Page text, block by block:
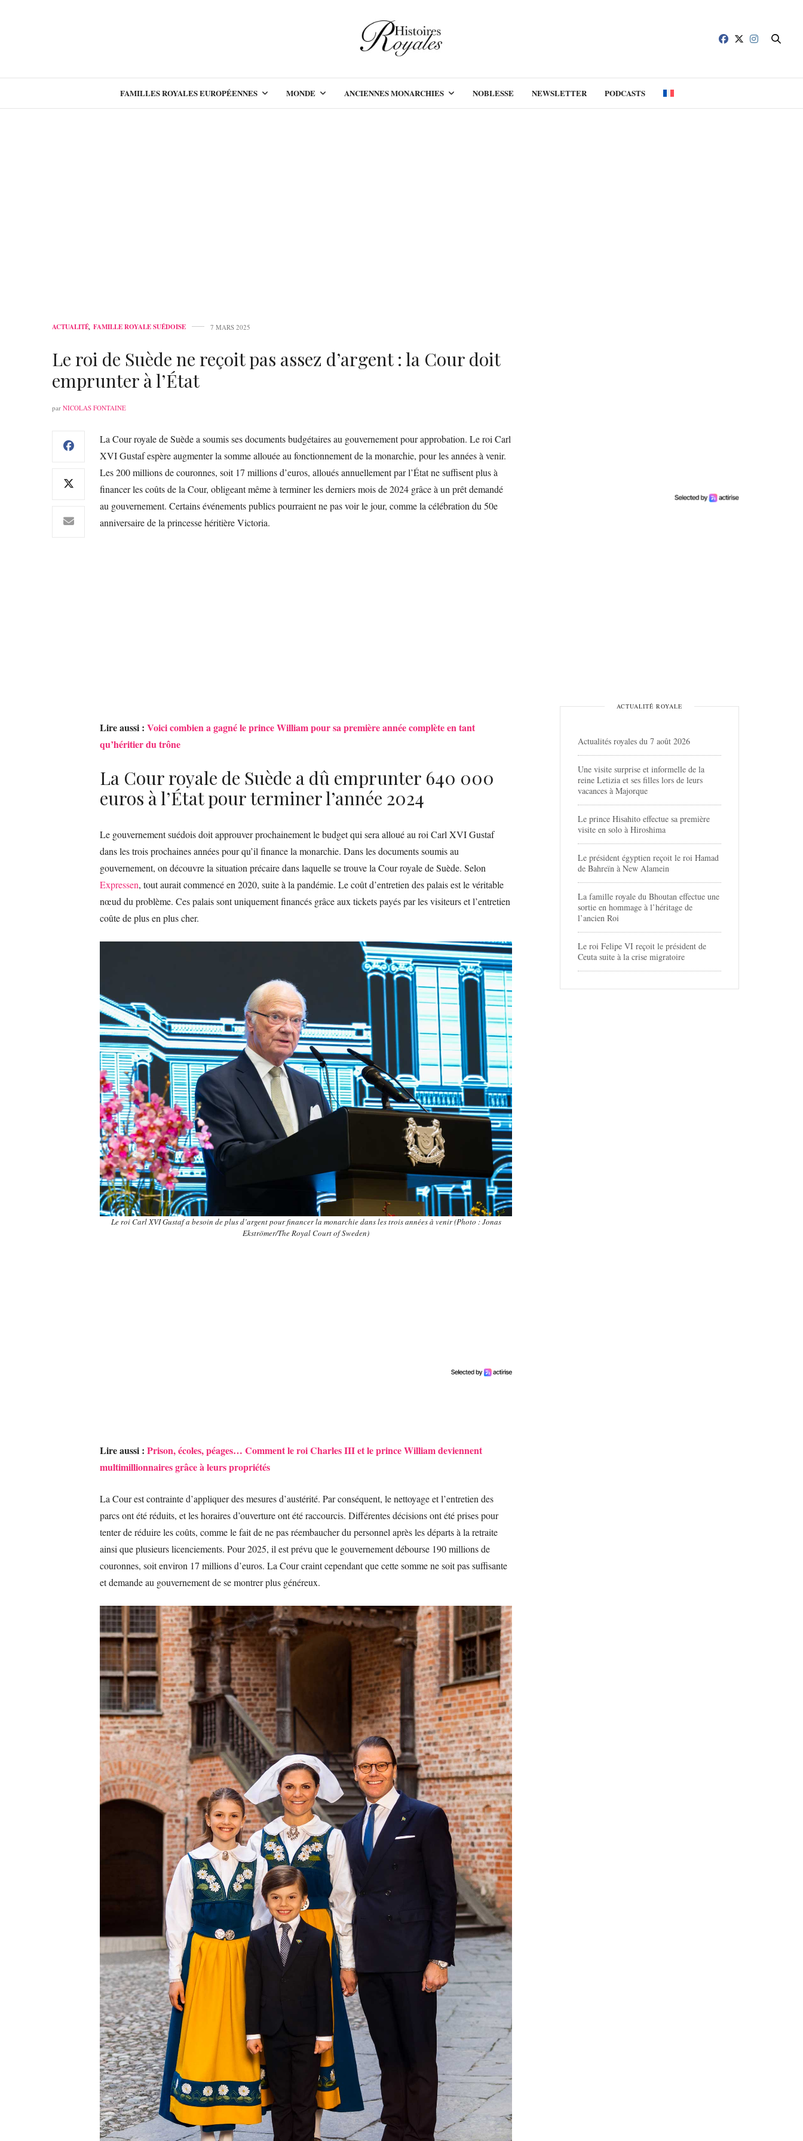
FAMILLES ROYALES EUROPÉENNES MONDE ANCIENNES MONARCHIES NOBLESSE NEWSLETTER PODCASTS
ACTUALITÉ, FAMILLE ROYALE SUÉDOISE 7 MARS 2025
Le roi de Suède ne reçoit pas assez d’argent : la Cour doit
emprunter à l’État
par NICOLAS FONTAINE
La Cour royale de Suède a soumis ses documents budgétaires au gouvernement pour approbation. Le roi Carl
XVI Gustaf espère augmenter la somme allouée au fonctionnement de la monarchie, pour les années à venir.
Les 200 millions de couronnes, soit 17 millions d’euros, alloués annuellement par l’État ne suffisent plus à
financer les coûts de la Cour, obligeant même à terminer les derniers mois de 2024 grâce à un prêt demandé
au gouvernement. Certains événements publics pourraient ne pas voir le jour, comme la célébration du 50e
anniversaire de la princesse héritière Victoria.
Lire aussi : Voici combien a gagné le prince William pour sa première année complète en tant
qu’héritier du trône
La Cour royale de Suède a dû emprunter 640 000
euros à l’État pour terminer l’année 2024
Le gouvernement suédois doit approuver prochainement le budget qui sera alloué au roi Carl XVI Gustaf
dans les trois prochaines années pour qu’il finance la monarchie. Dans les documents soumis au
gouvernement, on découvre la situation précaire dans laquelle se trouve la Cour royale de Suède. Selon
Expressen, tout aurait commencé en 2020, suite à la pandémie. Le coût d’entretien des palais est le véritable
nœud du problème. Ces palais sont uniquement financés grâce aux tickets payés par les visiteurs et l’entretien
coûte de plus en plus cher.
Le roi Carl XVI Gustaf a besoin de plus d’argent pour financer la monarchie dans les trois années à venir (Photo : Jonas
Ekströmer/The Royal Court of Sweden)
Lire aussi : Prison, écoles, péages… Comment le roi Charles III et le prince William deviennent
multimillionnaires grâce à leurs propriétés
La Cour est contrainte d’appliquer des mesures d’austérité. Par conséquent, le nettoyage et l’entretien des
parcs ont été réduits, et les horaires d’ouverture ont été raccourcis. Différentes décisions ont été prises pour
tenter de réduire les coûts, comme le fait de ne pas réembaucher du personnel après les départs à la retraite
ainsi que plusieurs licenciements. Pour 2025, il est prévu que le gouvernement débourse 190 millions de
couronnes, soit environ 17 millions d’euros. La Cour craint cependant que cette somme ne soit pas suffisante
et demande au gouvernement de se montrer plus généreux.
ACTUALITÉ ROYALE
Actualités royales du 7 août 2026
Une visite surprise et informelle de la
reine Letizia et ses filles lors de leurs
vacances à Majorque
Le prince Hisahito effectue sa première
visite en solo à Hiroshima
Le président égyptien reçoit le roi Hamad
de Bahreïn à New Alamein
La famille royale du Bhoutan effectue une
sortie en hommage à l’héritage de
l’ancien Roi
Le roi Felipe VI reçoit le président de
Ceuta suite à la crise migratoire